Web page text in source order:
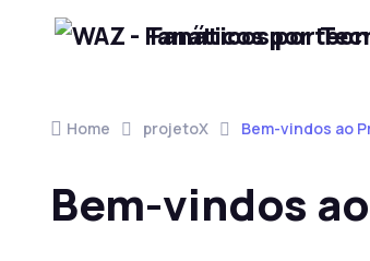
Skip to navigation
Skip to contentFanáticos por
Home projetoX Bem-vindos ao
Bem-vindos